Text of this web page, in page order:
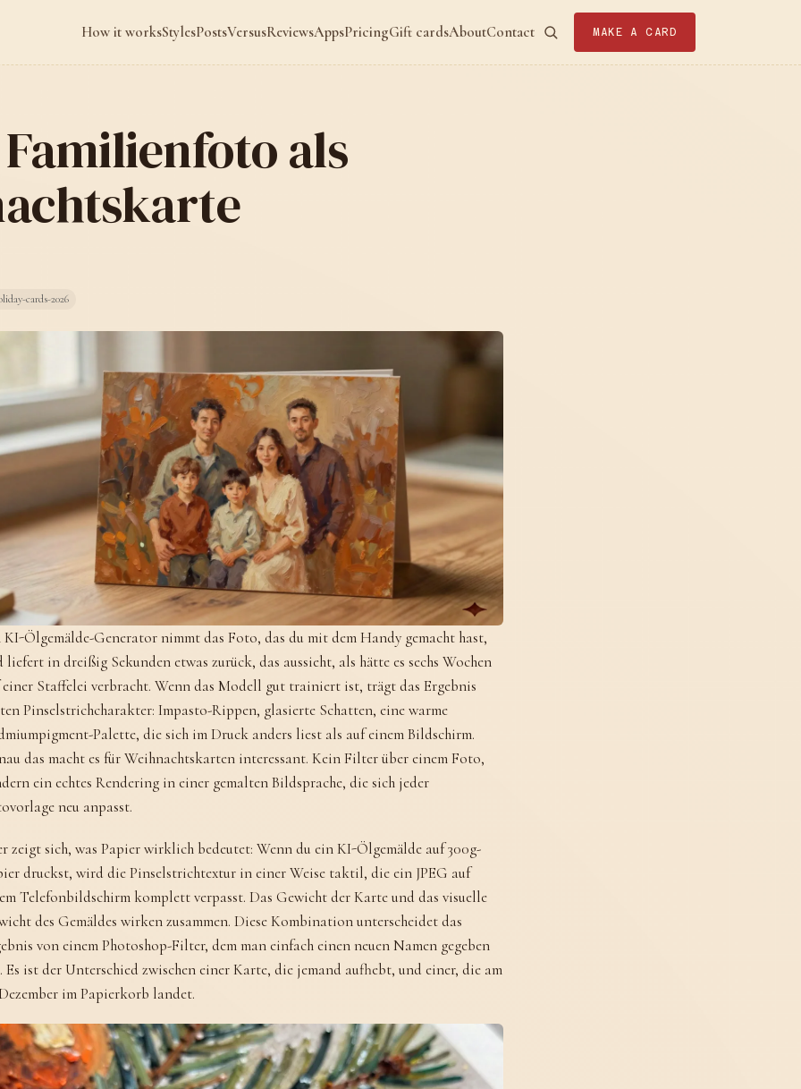
als
cards-2026
KI-Ölgemälde-Generator nimmt das Foto, das du mit dem Handy gemacht hast,
liefert in dreißig Sekunden etwas zurück, das aussieht, als hätte es sechs Wochen
einer Staffelei verbracht. Wenn das Modell gut trainiert ist, trägt das Ergebnis
Pinselstrichcharakter: Impasto-Rippen, glasierte Schatten, eine warme
Palette, die sich im Druck anders liest als auf einem Bildschirm.
das macht es für Weihnachtskarten interessant. Kein Filter über einem Foto,
ein echtes Rendering in einer gemalten Bildsprache, die sich jeder
neu anpasst.
zeigt sich, was Papier wirklich bedeutet: Wenn du ein KI-Ölgemälde auf 300g-
druckst, wird die Pinselstrichtextur in einer Weise taktil, die ein JPEG auf
Telefonbildschirm komplett verpasst. Das Gewicht der Karte und das visuelle
des Gemäldes wirken zusammen. Diese Kombination unterscheidet das
von einem Photoshop-Filter, dem man einfach einen neuen Namen gegeben
Es ist der Unterschied zwischen einer Karte, die jemand aufhebt, und einer, die am
im Papierkorb landet.
How it worksStylesPostsVersusReviewsAppsPricingGift cardsAboutContact MAKE A CARD